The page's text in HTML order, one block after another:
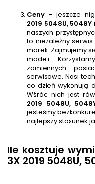
Ceny – jeszcze
2019 5048U, 5048Y
naszych
to niezależny
marek. Zajmujemy
modeli.
zamiennych
serwisowe. Nasi
co dzień wykonują
Wśród nich jest
2019 5048U,
jesteśmy
najlepszy stosunek
Ile kosztuje
3X 2019 5048U,